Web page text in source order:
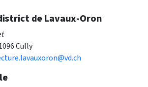
de Lavaux-Oron
Cully